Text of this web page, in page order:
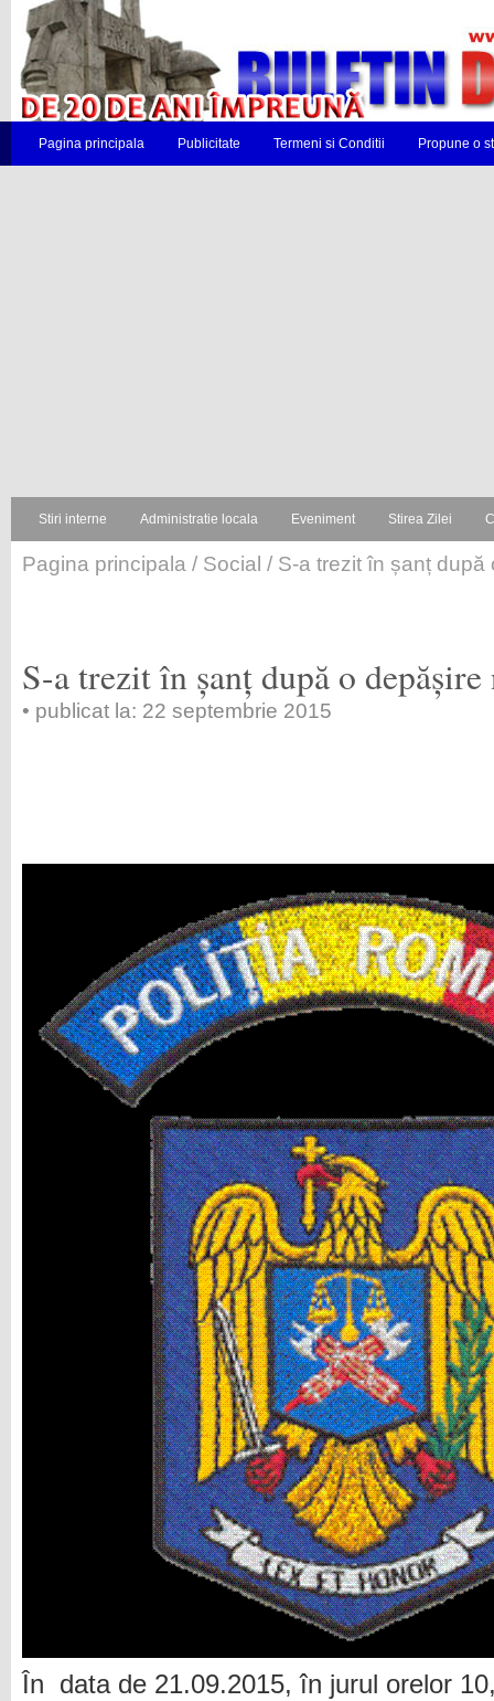
Pagina principala Publicitate Termeni si Conditii Propune o
Stiri interne Administratie locala Eveniment Stirea Zilei
Pagina principala / Social / S-a trezit în șanț
S-a trezit în șanț după o
• publicat la: 22 septembrie 2015
În data de 21.09.2015, în jurul orelor